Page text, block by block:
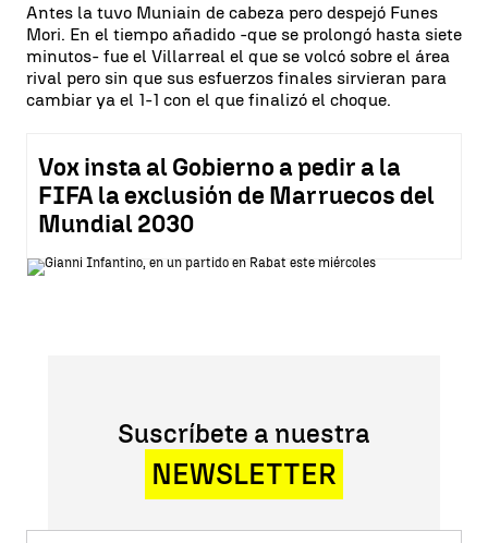
Antes la tuvo Muniain de cabeza pero despejó Funes
Mori. En el tiempo añadido -que se prolongó hasta siete
minutos- fue el Villarreal el que se volcó sobre el área
rival pero sin que sus esfuerzos finales sirvieran para
cambiar ya el 1-1 con el que finalizó el choque.
Vox insta al Gobierno a pedir a la
FIFA la exclusión de Marruecos del
Mundial 2030
Suscríbete a nuestra
NEWSLETTER